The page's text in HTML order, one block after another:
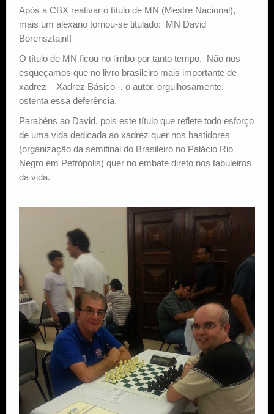
Após a CBX reativar o título de MN (Mestre Nacional),
mais um alexano tornou-se titulado: MN David
Borensztajn!!
O título de MN ficou no limbo por tanto tempo. Não nos
esqueçamos que no livro brasileiro mais importante de
xadrez – Xadrez Básico -, o autor, orgulhosamente,
ostenta essa deferência.
Parabéns ao David, pois este título que reflete todo esforço
de uma vida dedicada ao xadrez quer nos bastidores
(organização da semifinal do Brasileiro no Palácio Rio
Negro em Petrópolis) quer no embate direto nos tabuleiros
da vida.